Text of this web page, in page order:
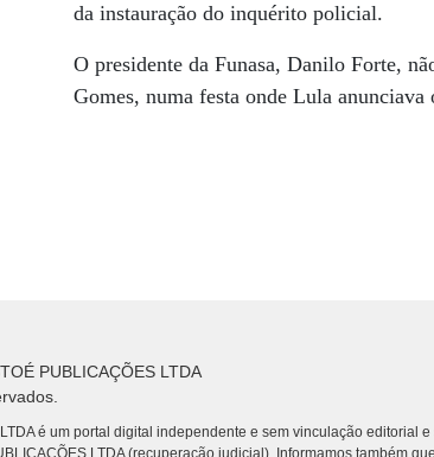
da instauração do inquérito policial.
O presidente da Funasa, Danilo Forte,
Gomes, numa festa onde Lula
PUBLICAÇÕES LTDA
é um portal digital independente e sem vinculação editorial
LTDA (recuperação judicial). Informamos também